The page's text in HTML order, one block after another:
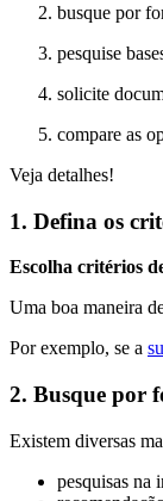
busque por
pesquise
solicite
compare as
Veja detalhes!
1. Defina os
Escolha critérios
Uma boa maneira
Por exemplo, se a
2. Busque por
Existem diversas
pesquisas na